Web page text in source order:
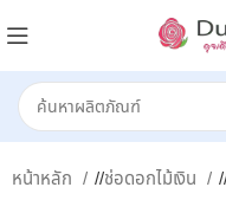
หน้าหลัก / ช่อดอกไม้เงิน /